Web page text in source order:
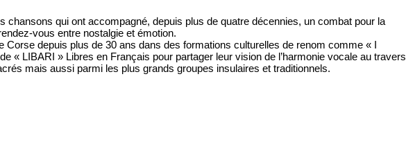
chansons qui ont accompagné, depuis plus de quatre décennies, un combat pour la
vous entre nostalgie et émotion.
depuis plus de 30 ans dans des formations culturelles de renom comme « I
« LIBARI » Libres en Français pour partager leur vision de l’harmonie vocale au travers
mais aussi parmi les plus grands groupes insulaires et traditionnels.